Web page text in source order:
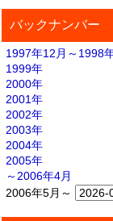
バックナンバー
1997年12月～1998
1999年
2000年
2001年
2002年
2003年
2004年
2005年
～2006年4月
2006年5月～